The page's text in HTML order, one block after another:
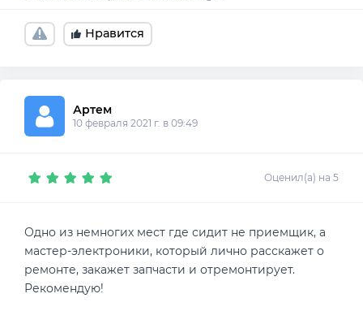
Нравится
Артем
10 февраля 2021 г. в 09:49
Оценил(а) на 5
Одно из немногих мест где сидит не приемщик, а
мастер-электроники, который лично расскажет о
ремонте, закажет запчасти и отремонтирует.
Рекомендую!